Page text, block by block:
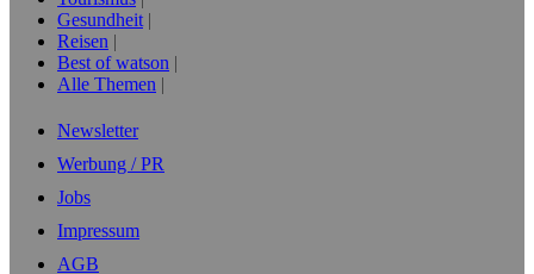
Gesundheit
Reisen
Best of watson
Alle Themen
Newsletter
Werbung / PR
Jobs
Impressum
AGB